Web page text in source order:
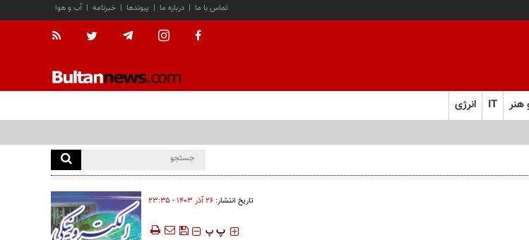
آب و هوا | خبرنامه | پیوندها | درباره ما | تماس با ما
هنر IT انرژی
تاریخ انتشار: ۲۶ آذر ۱۴۰۳ - ۲۳:۳۵
‍‍‍ پ پ